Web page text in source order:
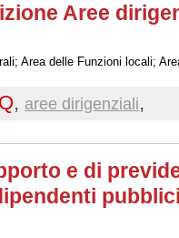
Aree
Area delle Funzioni locali;
, aree dirigenziali,
e di